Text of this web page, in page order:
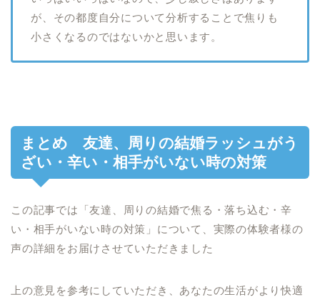
が、その都度自分について分析することで焦りも
小さくなるのではないかと思います。
まとめ 友達、周りの結婚ラッシュがう
ざい・辛い・相手がいない時の対策
この記事では「友達、周りの結婚で焦る・落ち込む・辛
い・相手がいない時の対策」について、実際の体験者様の
声の詳細をお届けさせていただきました
上の意見を参考にしていただき、あなたの生活がより快適